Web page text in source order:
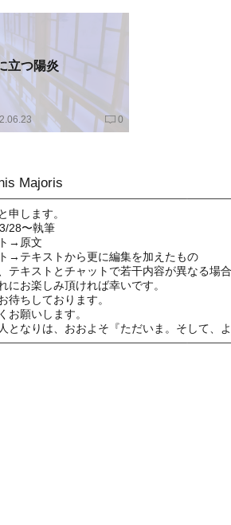
立つ陽炎
0
Majoris
申します。
28〜執筆
→原文
→テキストから更に編集を加えたもの
テキストとチャットで若干内容が異なる場
にお楽しみ頂ければ幸いです。
待ちしております。
お願いします。
となりは、おおよそ『ただいま。そして、